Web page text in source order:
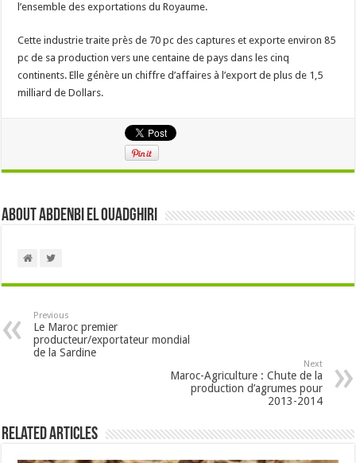
l’ensemble des exportations du Royaume.
Cette industrie traite près de 70 pc des captures et exporte environ 85
pc de sa production vers une centaine de pays dans les cinq
continents. Elle génère un chiffre d’affaires à l’export de plus de 1,5
milliard de Dollars.
About Abdenbi EL OUADGHIRI
Previous
Le Maroc premier
producteur/exportateur mondial
de la Sardine
Next
Maroc-Agriculture : Chute de la
production d’agrumes pour
2013-2014
Related Articles